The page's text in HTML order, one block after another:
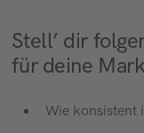
Stell’ dir
für deine
Wie konsistent